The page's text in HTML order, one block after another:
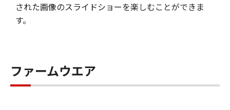
された画像のスライドショーを楽しむことができま
す。
ファームウエア